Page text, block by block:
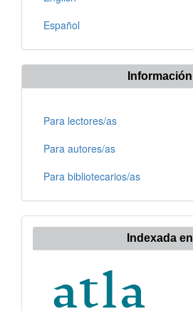
Español
Información
Para lectores/as
Para autores/as
Para bibliotecarios/as
Indexada en